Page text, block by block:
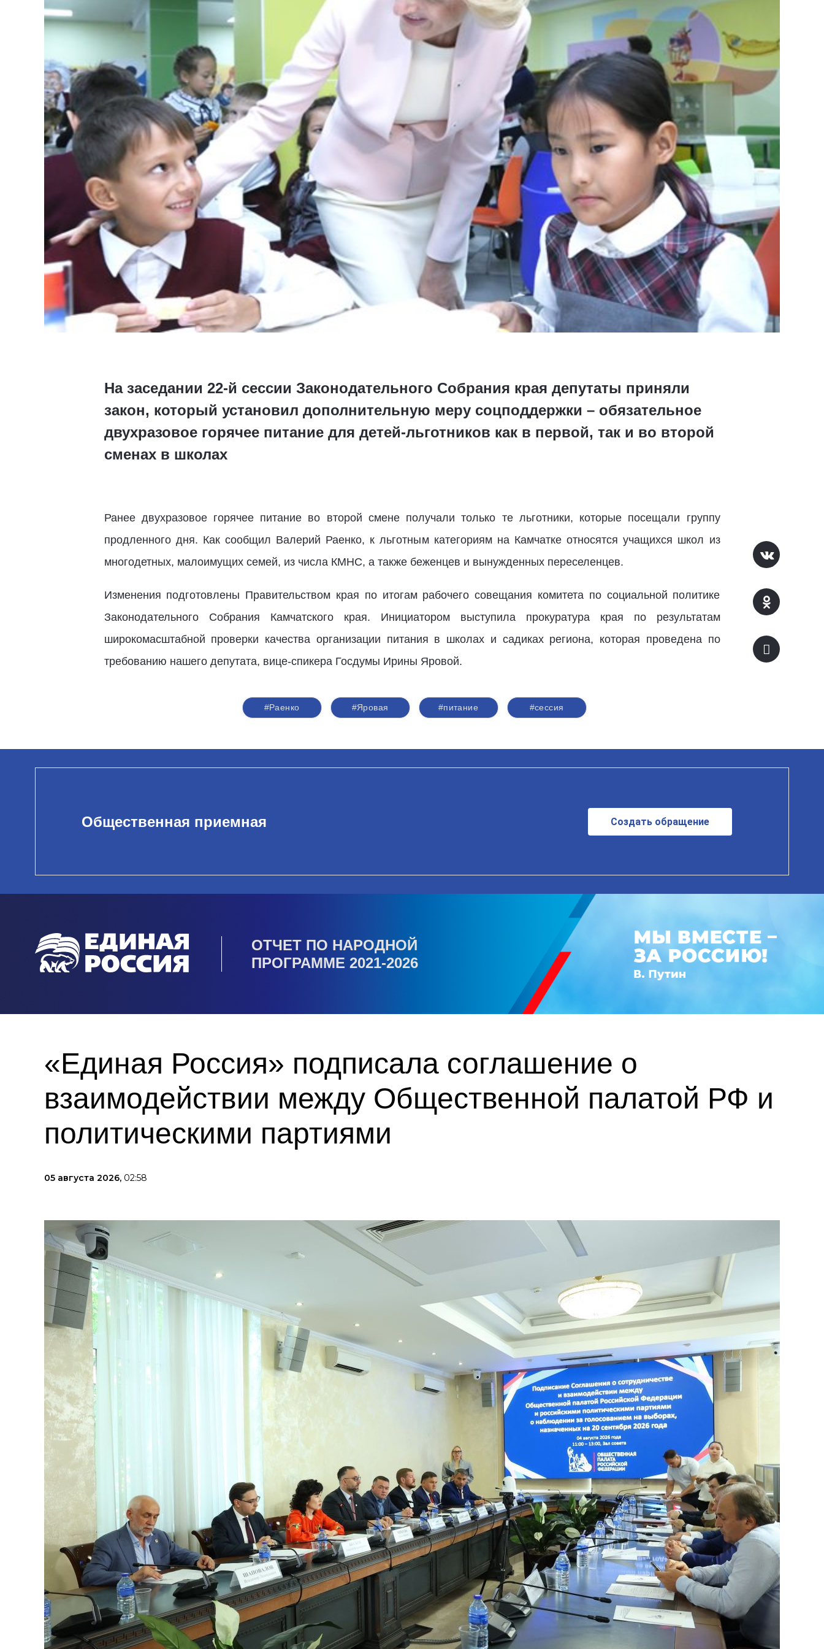
На заседании 22-й сессии Законодательного Собрания края депутаты приняли
закон, который установил дополнительную меру соцподдержки – обязательное
двухразовое горячее питание для детей-льготников как в первой, так и во второй
сменах в школах
Ранее двухразовое горячее питание во второй смене получали только те льготники, которые посещали группу
продленного дня. Как сообщил Валерий Раенко, к льготным категориям на Камчатке относятся учащихся школ из
многодетных, малоимущих семей, из числа КМНС, а также беженцев и вынужденных переселенцев.
Изменения подготовлены Правительством края по итогам рабочего совещания комитета по социальной политике
Законодательного Собрания Камчатского края. Инициатором выступила прокуратура края по результатам
широкомасштабной проверки качества организации питания в школах и садиках региона, которая проведена по
требованию нашего депутата, вице-спикера Госдумы Ирины Яровой.
#Раенко #Яровая #питание #сессия
Общественная приемная Создать обращение
ОТЧЕТ ПО НАРОДНОЙ
ПРОГРАММЕ 2021-2026
«Единая Россия» подписала соглашение о
взаимодействии между Общественной палатой РФ и
политическими партиями
05 августа 2026, 02:58